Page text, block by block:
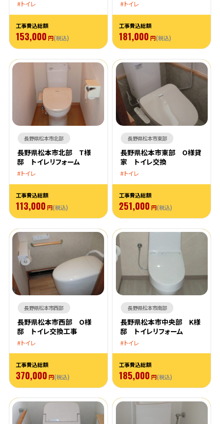
トイレ
工事費込総額
153,000 円(税込)
トイレ
工事費込総額
181,000 円(税込)
長野県松本市北部
長野県松本市北部 T様
邸 トイレリフォーム
トイレ
工事費込総額
113,000 円(税込)
長野県松本市東部
長野県松本市東部 O様貸
家 トイレ交換
トイレ
工事費込総額
251,000 円(税込)
長野県松本市西部
長野県松本市西部 O様
邸 トイレ交換工事
トイレ
工事費込総額
370,000 円(税込)
長野県松本市南部
長野県松本市中央部 K様
邸 トイレリフォーム
トイレ
工事費込総額
185,000 円(税込)